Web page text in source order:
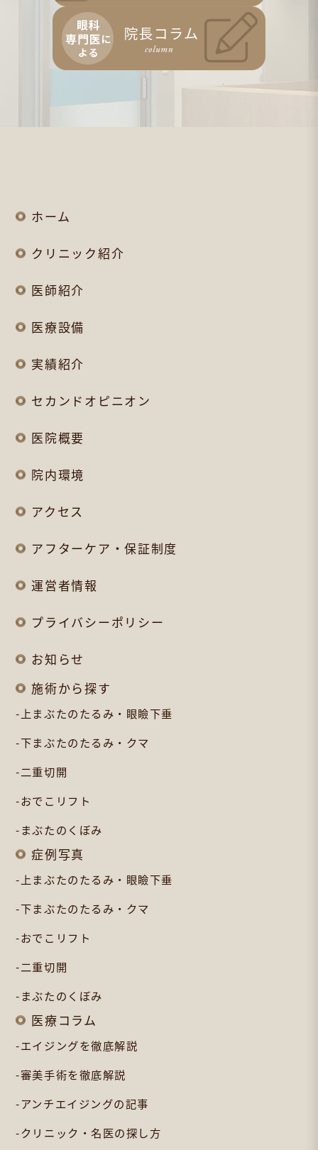
ホーム
クリニック紹介
医師紹介
医療設備
実績紹介
セカンドオピニオン
医院概要
院内環境
アクセス
アフターケア・保証制度
運営者情報
プライバシーポリシー
お知らせ
施術から探す
上まぶたのたるみ・眼瞼下垂
下まぶたのたるみ・クマ
二重切開
おでこリフト
まぶたのくぼみ
症例写真
上まぶたのたるみ・眼瞼下垂
下まぶたのたるみ・クマ
おでこリフト
二重切開
まぶたのくぼみ
医療コラム
エイジングを徹底解説
審美手術を徹底解説
アンチエイジングの記事
クリニック・名医の探し方